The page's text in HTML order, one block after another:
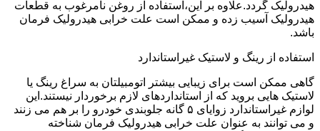
هیدرولیک گردد.علاوه بر این،استفاده از روغن نامرغوب به قطعات
هیدرولیک آسیب زده و ممکن است علت خرابی هیدرولیک فرمان
باشد.
استفاده از رینگ و لاستیک غیراستاندارد
گاهی ممکن است برای زیبایی بیشتر اتومبیلتان به سراغ رینگ یا
لاستیک هایی بروید که از استانداردهای لازم برخوردار نیستند.این
لوازم غیراستاندارد زوایای ۵ گانه جلوبندی خودرو را بر هم می زنند
و می توانند به عنوان علت خرابی هیدرولیک فرمان شناخته